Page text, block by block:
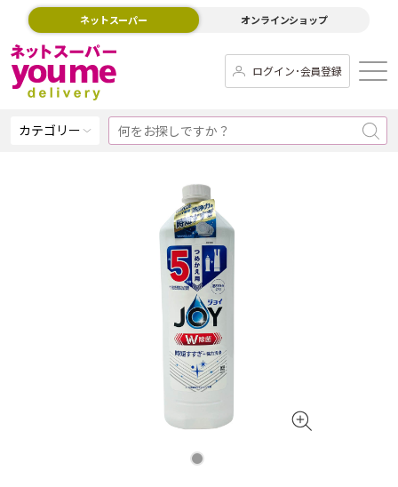
ネットスーパー オンラインショップ
ログイン･会員登録
カテゴリー